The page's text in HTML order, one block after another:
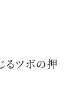
るツボの押